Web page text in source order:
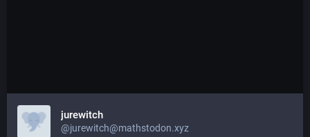
jurewitch
@jurewitch@mathstodon.xyz